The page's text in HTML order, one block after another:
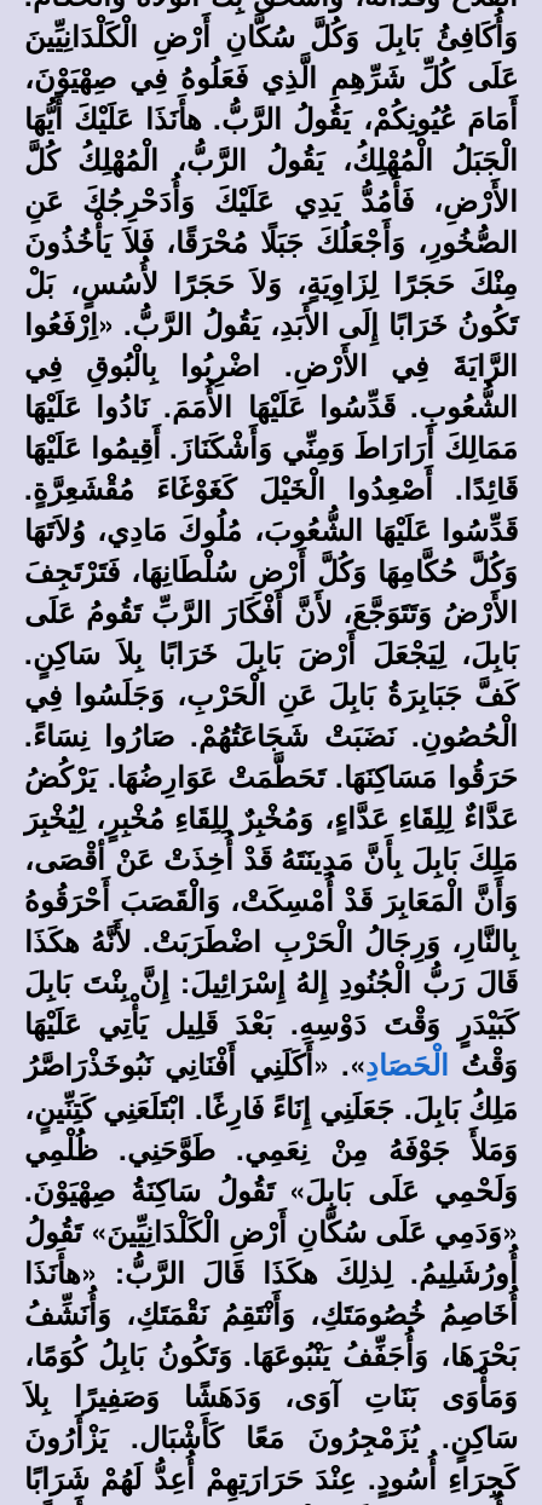
وَأُكَافِئُ بَابِلَ وَكُلَّ سُكَّانِ أَرْضِ الْكَلْدَانِيِّينَ
عَلَى كُلِّ شَرِّهِمِ الَّذِي فَعَلُوهُ فِي صِهْيَوْنَ،
أَمَامَ عُيُونِكُمْ، يَقُولُ الرَّبُّ. هأَنَذَا عَلَيْكَ أَيُّهَا
الْجَبَلُ الْمُهْلِكُ، يَقُولُ الرَّبُّ، الْمُهْلِكُ كُلَّ
الأَرْضِ، فَأَمُدُّ يَدِي عَلَيْكَ وَأُدَحْرِجُكَ عَنِ
الصُّخُورِ، وَأَجْعَلُكَ جَبَلًا مُحْرَقًا، فَلاَ يَأْخُذُونَ
مِنْكَ حَجَرًا لِزَاوِيَةٍ، وَلاَ حَجَرًا لأُسُسٍ، بَلْ
تَكُونُ خَرَابًا إِلَى الأَبَدِ، يَقُولُ الرَّبُّ. «اِرْفَعُوا
الرَّايَةَ فِي الأَرْضِ. اضْرِبُوا بِالْبُوقِ فِي
الشُّعُوبِ. قَدِّسُوا عَلَيْهَا الأُمَمَ. نَادُوا عَلَيْهَا
مَمَالِكَ أَرَارَاطَ وَمِنِّي وَأَشْكَنَازَ. أَقِيمُوا عَلَيْهَا
قَائِدًا. أَصْعِدُوا الْخَيْلَ كَغَوْغَاءَ مُقْشَعِرَّةٍ.
قَدِّسُوا عَلَيْهَا الشُّعُوبَ، مُلُوكَ مَادِي، وُلاَتَهَا
وَكُلَّ حُكَّامِهَا وَكُلَّ أَرْضِ سُلْطَانِهَا، فَتَرْتَجِفَ
الأَرْضُ وَتَتَوَجَّعَ، لأَنَّ أَفْكَارَ الرَّبِّ تَقُومُ عَلَى
بَابِلَ، لِيَجْعَلَ أَرْضَ بَابِلَ خَرَابًا بِلاَ سَاكِنٍ.
كَفَّ جَبَابِرَةُ بَابِلَ عَنِ الْحَرْبِ، وَجَلَسُوا فِي
الْحُصُونِ. نَضَبَتْ شَجَاعَتُهُمْ. صَارُوا نِسَاءً.
حَرَقُوا مَسَاكِنَهَا. تَحَطَّمَتْ عَوَارِضُهَا. يَرْكُضُ
عَدَّاءٌ لِلِقَاءِ عَدَّاءٍ، وَمُخْبِرٌ لِلِقَاءِ مُخْبِرٍ، لِيُخْبِرَ
مَلِكَ بَابِلَ بِأَنَّ مَدِينَتَهُ قَدْ أُخِذَتْ عَنْ أقْصَى،
وَأَنَّ الْمَعَابِرَ قَدْ أُمْسِكَتْ، وَالْقَصَبَ أَحْرَقُوهُ
بِالنَّارِ، وَرِجَالُ الْحَرْبِ اضْطَرَبَتْ. لأَنَّهُ هكَذَا
قَالَ رَبُّ الْجُنُودِ إِلهُ إِسْرَائِيلَ: إِنَّ بِنْتَ بَابِلَ
كَبَيْدَرٍ وَقْتَ دَوْسِهِ. بَعْدَ قَلِيل يَأْتِي عَلَيْهَا
وَقْتُ
الْحَصَادِ». «أَكَلَنِي أَفْنَانِي نَبُوخَذْرَاصَّرُ
مَلِكُ بَابِلَ. جَعَلَنِي إِنَاءً فَارِغًا. ابْتَلَعَنِي كَتِنِّينٍ،
وَمَلأَ جَوْفَهُ مِنْ نِعَمِي. طَوَّحَنِي. ظُلْمِي
وَلَحْمِي عَلَى بَابِلَ» تَقُولُ سَاكِنَةُ صِهْيَوْنَ.
«وَدَمِي عَلَى سُكَّانِ أَرْضِ الْكَلْدَانِيِّينَ» تَقُولُ
أُورُشَلِيمُ. لِذلِكَ هكَذَا قَالَ الرَّبُّ: «هأَنَذَا
أُخَاصِمُ خُصُومَتَكِ، وَأَنْتَقِمُ نَقْمَتَكِ، وَأُنَشِّفُ
بَحْرَهَا، وَأُجَفِّفُ يَنْبُوعَهَا. وَتَكُونُ بَابِلُ كُوَمًا،
وَمَأْوَى بَنَاتِ آوَى، وَدَهَشًا وَصَفِيرًا بِلاَ
سَاكِنٍ. يُزَمْجِرُونَ مَعًا كَأَشْبَال. يَزْأَرُونَ
كَجِرَاءِ أُسُودٍ. عِنْدَ حَرَارَتِهِمْ أُعِدُّ لَهُمْ شَرَابًا